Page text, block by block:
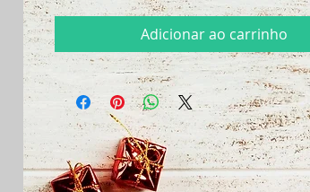
Adicionar ao carrinho